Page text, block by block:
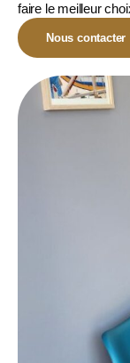
faire le meilleur
Nous contacter